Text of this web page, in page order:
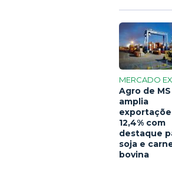
MERCADO
Agro de MS
amplia
12,4% com
destaque
soja e
bovina